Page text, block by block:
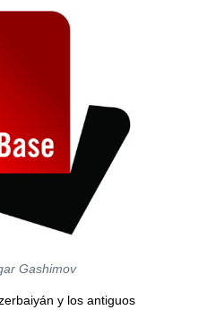
Gashimov
y los antiguos